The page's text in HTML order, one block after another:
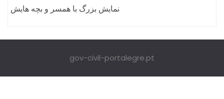
نمایش بزرگ با همسر و بچه هایش
gov-civil-portalegre.pt